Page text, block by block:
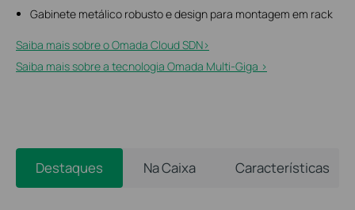
Gabinete metálico robusto e design para montagem em rack
Saiba mais sobre o Omada Cloud SDN>
Saiba mais sobre a tecnologia Omada Multi-Giga >
Destaques Na Caixa Características